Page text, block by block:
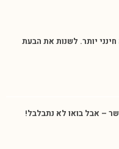
יותר. לשנות את הבעת
– אבל בואו לא נתבלבל!